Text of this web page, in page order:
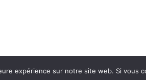
expérience sur notre site web. Si